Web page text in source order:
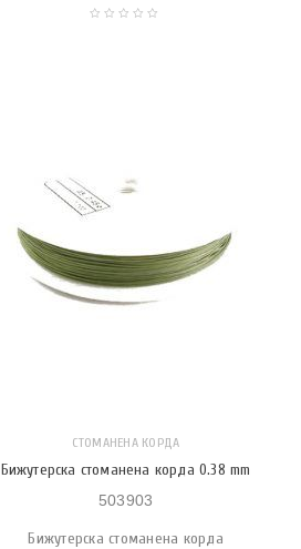
СТОМАНЕНА КОРДА
Бижутерска стоманена корда 0.38 mm
503903
Бижутерска стоманена корда